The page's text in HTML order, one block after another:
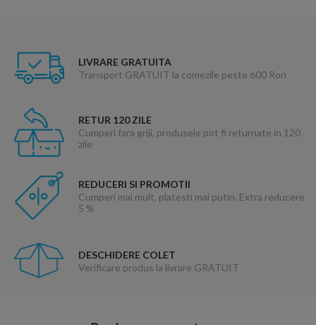
LIVRARE GRATUITA
Transport GRATUIT la comezile peste 600 Ron
RETUR 120 ZILE
Cumperi fara griji, produsele pot fi returnate in 120
zile
REDUCERI SI PROMOTII
Cumperi mai mult, platesti mai putin. Extra reducere
5 %
DESCHIDERE COLET
Verificare produs la livrare GRATUIT